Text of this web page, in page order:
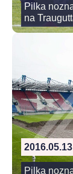
Pilka
na
Pilka